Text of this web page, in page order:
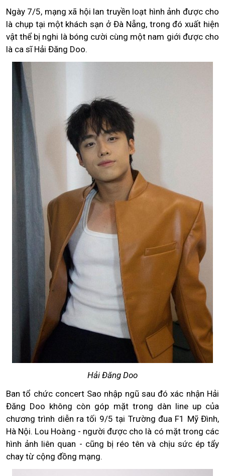
Ngày 7/5, mạng xã hội lan truyền loạt hình ảnh được cho
là chụp tại một khách sạn ở Đà Nẵng, trong đó xuất hiện
vật thể bị nghi là bóng cười cùng một nam giới được cho
là ca sĩ Hải Đăng Doo.
Hải Đăng Doo
Ban tổ chức concert Sao nhập ngũ sau đó xác nhận Hải
Đăng Doo không còn góp mặt trong dàn line up của
chương trình diễn ra tối 9/5 tại Trường đua F1 Mỹ Đình,
Hà Nội. Lou Hoàng - người được cho là có mặt trong các
hình ảnh liên quan - cũng bị réo tên và chịu sức ép tẩy
chay từ cộng đồng mạng.